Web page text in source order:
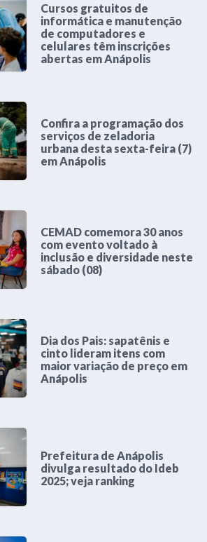
Cursos gratuitos de
informática e manutenção
de computadores e
celulares têm inscrições
abertas em Anápolis
Confira a programação dos
serviços de zeladoria
urbana desta sexta-feira (7)
em Anápolis
CEMAD comemora 30 anos
com evento voltado à
inclusão e diversidade neste
sábado (08)
Dia dos Pais: sapatênis e
cinto lideram itens com
maior variação de preço em
Anápolis
Prefeitura de Anápolis
divulga resultado do Ideb
2025; veja ranking